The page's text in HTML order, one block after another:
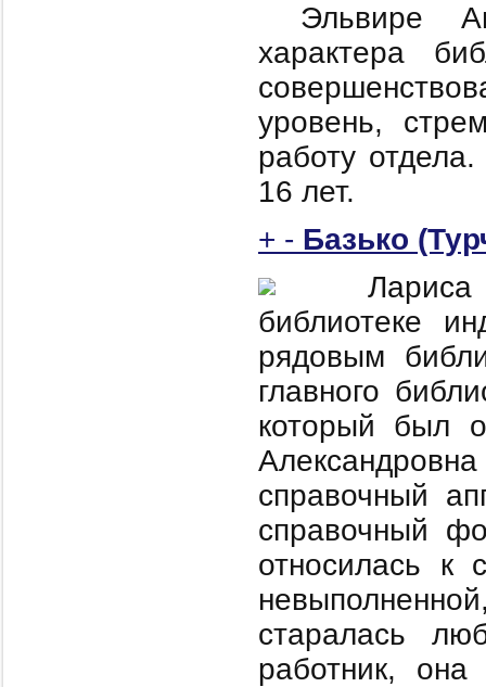
Эльвире
характера
уровень,
работу
16 лет.
+ - Базько
библиотеке
рядовым
главного
который был
справочный
справочный
относилась к
старалась
работник,